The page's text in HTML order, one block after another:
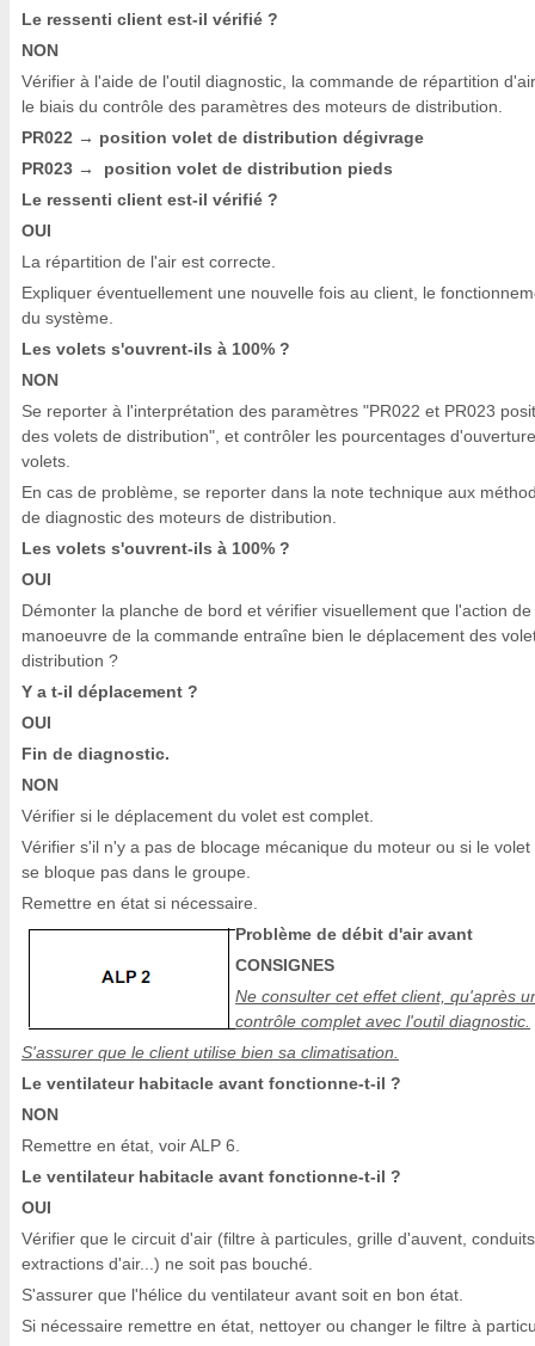
Le ressenti client est-il vérifié ?
NON
Vérifier à l'aide de l'outil diagnostic, la commande de répartition
le biais du contrôle des paramètres des moteurs de distribution.
PR022 → position volet de distribution dégivrage
PR023 →
position volet de distribution pieds
Le ressenti client est-il vérifié ?
OUI
La répartition de l'air est correcte.
Expliquer éventuellement une nouvelle fois au client, le
du système.
Les volets s'ouvrent-ils à 100% ?
NON
Se reporter à l'interprétation des paramètres "PR022 et PR023
des volets de distribution", et contrôler les pourcentages
volets.
En cas de problème, se reporter dans la note technique aux
de diagnostic des moteurs de distribution.
Les volets s'ouvrent-ils à 100% ?
OUI
Démonter la planche de bord et vérifier visuellement que l'action de
manoeuvre de la commande entraîne bien le déplacement des
distribution ?
Y a t-il déplacement ?
OUI
Fin de diagnostic.
NON
Vérifier si le déplacement du volet est complet.
Vérifier s'il n'y a pas de blocage mécanique du moteur ou si le volet
se bloque pas dans le groupe.
Remettre en état si nécessaire.
Problème de débit d'air avant
CONSIGNES
Ne consulter cet effet client, qu'après
contrôle complet avec l'outil diagnostic.
S'assurer que le client utilise bien sa climatisation.
Le ventilateur habitacle avant fonctionne-t-il ?
NON
Remettre en état, voir ALP 6.
Le ventilateur habitacle avant fonctionne-t-il ?
OUI
Vérifier que le circuit d'air (filtre à particules, grille d'auvent,
extractions d'air...) ne soit pas bouché.
S'assurer que l'hélice du ventilateur avant soit en bon état.
Si nécessaire remettre en état, nettoyer ou changer le filtre à